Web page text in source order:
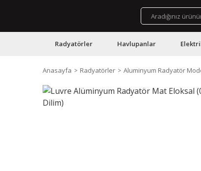
Radyatörler Havlupanlar
Anasayfa Radyatörler Aluminyum Radyatör